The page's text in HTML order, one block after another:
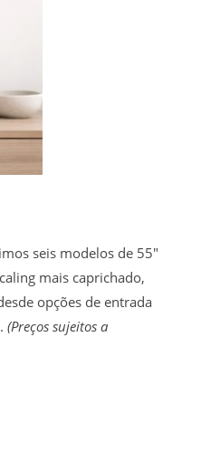
seis modelos de 55″
mais caprichado,
opções de entrada
(Preços sujeitos a